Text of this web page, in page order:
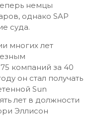
немцы
однако SAP
суда.
многих лет
компаний за 40
он стал получать
Sun
лет в должности
Эллисон